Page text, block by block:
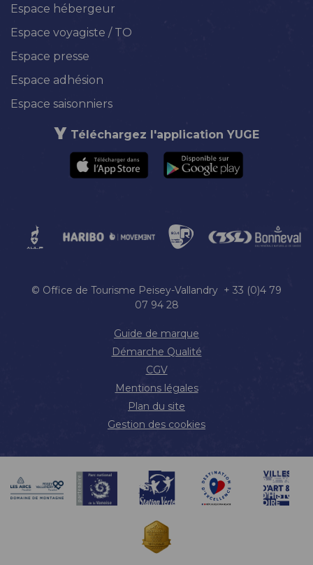
Espace hébergeur
Espace voyagiste / TO
Espace presse
Espace adhésion
Espace saisonniers
Téléchargez l'application YUGE
© Office de Tourisme Peisey-Vallandry + 33 (0)4 79
07 94 28
Guide de marque
Démarche Qualité
CGV
Mentions légales
Plan du site
Gestion des cookies